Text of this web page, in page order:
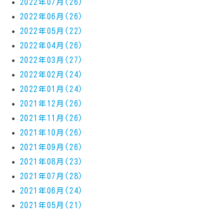
2022年07月(26)
2022年06月(26)
2022年05月(22)
2022年04月(26)
2022年03月(27)
2022年02月(24)
2022年01月(24)
2021年12月(26)
2021年11月(26)
2021年10月(26)
2021年09月(26)
2021年08月(23)
2021年07月(28)
2021年06月(24)
2021年05月(21)